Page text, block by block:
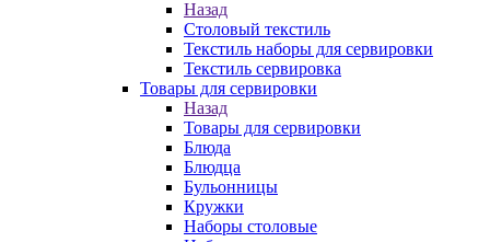
Назад
Столовый текстиль
Текстиль наборы для сервировки
Текстиль сервировка
Товары для сервировки
Назад
Товары для сервировки
Блюда
Блюдца
Бульонницы
Кружки
Наборы столовые